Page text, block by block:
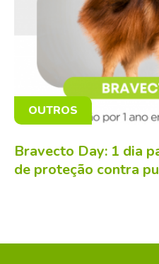
OUTROS
Bravecto Day: 1 dia
de proteção contra